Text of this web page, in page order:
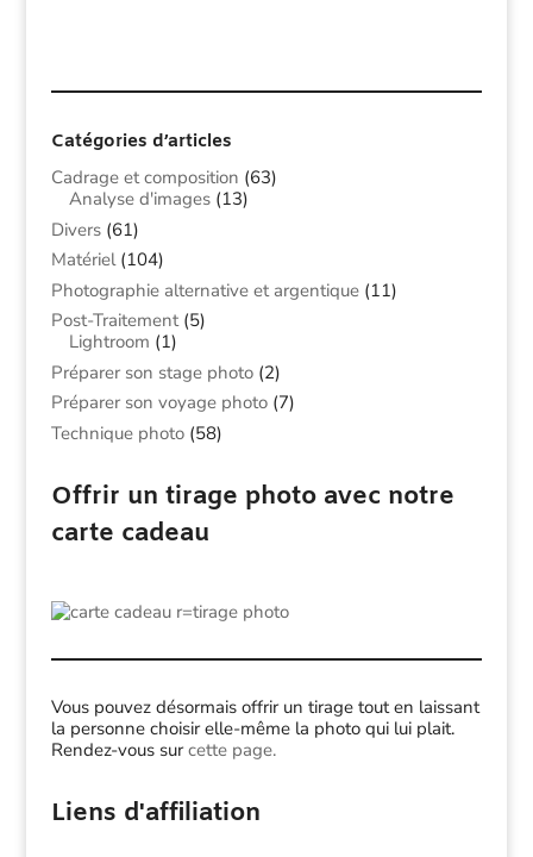
Catégories d’articles
Cadrage et composition (63)
Analyse d'images(13)
Divers(61)
Matériel(104)
Photographie alternative et argentique(11)
Post-Traitement(5)
Lightroom (1)
Préparer son stage photo(2)
Préparer son voyage photo(7)
Technique photo(58)
Offrir un tirage photo avec notre
carte cadeau
Vous pouvez désormais offrir un tirage tout en laissant
la personne choisir elle-même la photo qui lui plait.
Rendez-vous surcette page.
Liens d'affiliation